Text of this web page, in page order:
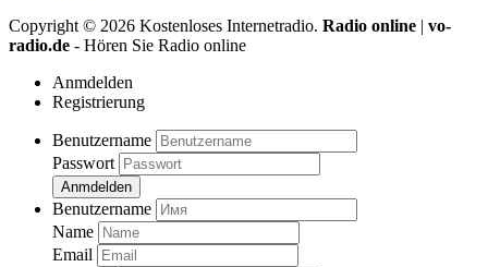
Copyright © 2026 Kostenloses Internetradio. Radio online | vo-
radio.de - Hören Sie Radio online
Anmdelden
Registrierung
Benutzername
Passwort
Anmdelden
Benutzername
Name
Email